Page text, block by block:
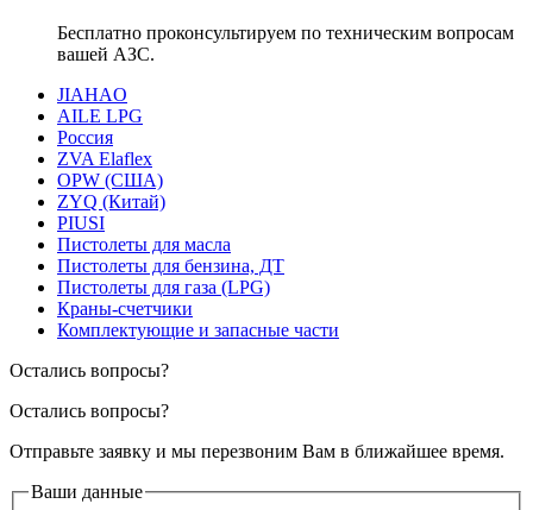
Бесплатно проконсультируем по техническим вопросам
вашей АЗС.
JIAHAO
AILE LPG
Россия
ZVA Elaflex
OPW (США)
ZYQ (Китай)
PIUSI
Пистолеты для масла
Пистолеты для бензина, ДТ
Пистолеты для газа (LPG)
Краны-счетчики
Комплектующие и запасные части
Остались вопросы?
Остались вопросы?
Отправьте заявку и мы перезвоним Вам в ближайшее время.
Ваши данные